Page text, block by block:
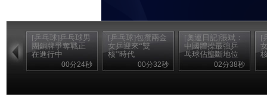
[乒乓球]乒乓球男
團銅牌爭奪戰正
在進行中
00分24秒
[乒乓球]包攬兩金
女乒迎來“雙
核”時代
00分32秒
[奧運日記]張斌：
中國體操最強乒
乓球佔壟斷地位
02分38秒
[